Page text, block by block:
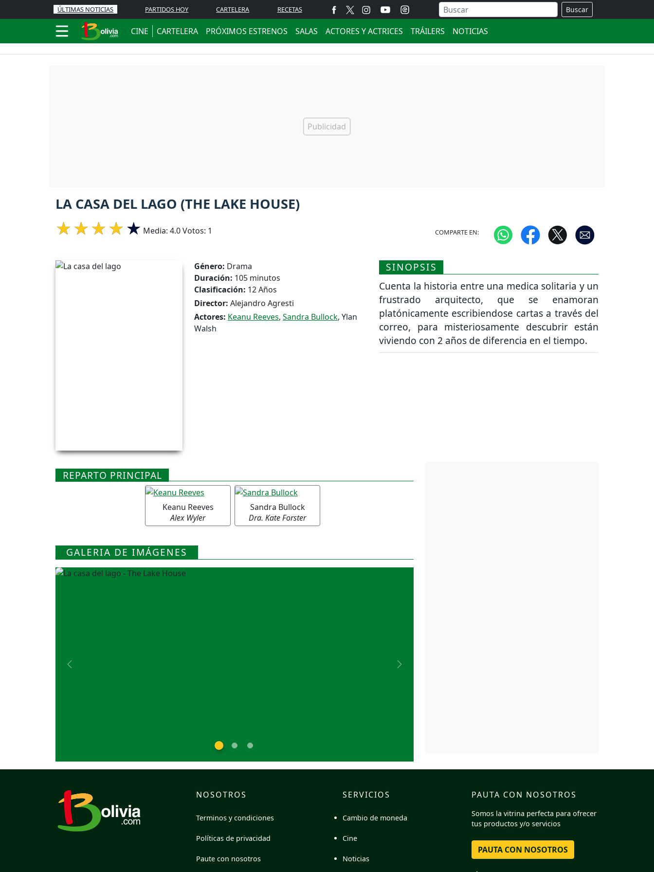
ÚLTIMAS NOTICIAS PARTIDOS HOY CARTELERA RECETAS Buscar
CINE CARTELERA PRÓXIMOS ESTRENOS SALAS ACTORES Y ACTRICES TRÁILERS NOTICIAS
LA CASA DEL LAGO (THE LAKE HOUSE)
Media: 4.0Votos: 1 COMPARTE EN:
Género: Drama
Duración: 105 minutos
Clasificación: 12 Años
Director: Alejandro Agresti
Actores: Keanu Reeves, Sandra Bullock, Ylan
Walsh
SINOPSIS
Cuenta la historia entre una medica solitaria y un
frustrado arquitecto, que se enamoran
platónicamente escribiendose cartas a través del
correo, para misteriosamente descubrir están
viviendo con 2 años de diferencia en el tiempo.
REPARTO PRINCIPAL
Keanu Reeves
Alex Wyler
Sandra Bullock
Dra. Kate Forster
GALERIA DE IMÁGENES
Previous Next
NOSOTROS
Terminos y condiciones
Políticas de privacidad
Paute con nosotros
SERVICIOS
Cambio de moneda
Cine
Noticias
PAUTA CON NOSOTROS
Somos la vitrina perfecta para ofrecer
tus productos y/o servicios
PAUTA CON NOSOTROS